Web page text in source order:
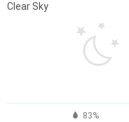
Clear Sky
83%